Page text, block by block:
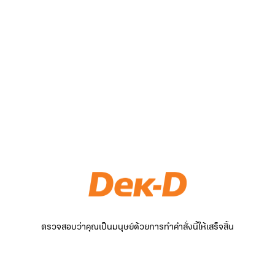
ตรวจสอบว่าคุณเป็นมนุษย์ด้วยการทำคำสั่งนี้ให้เสร็จสิ้น